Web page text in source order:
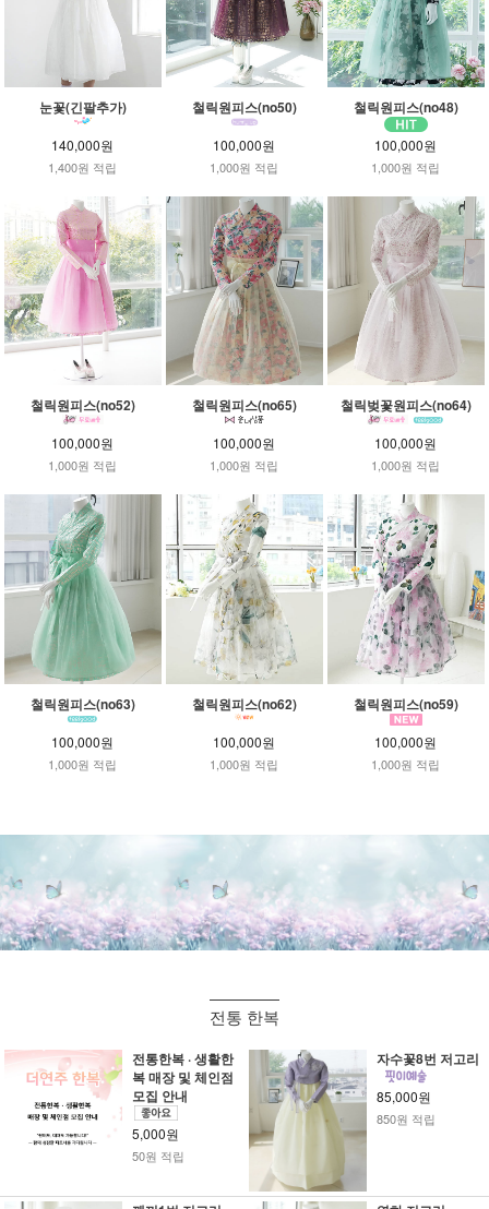
눈꽃(긴팔추가)
140,000원
1,400원 적립
철릭원피스(no50)
100,000원
1,000원 적립
철릭원피스(no48)
100,000원
1,000원 적립
철릭원피스(no52)
100,000원
1,000원 적립
철릭원피스(no65)
100,000원
1,000원 적립
철릭벚꽃원피스(no64)
100,000원
1,000원 적립
철릭원피스(no63)
100,000원
1,000원 적립
철릭원피스(no62)
100,000원
1,000원 적립
철릭원피스(no59)
100,000원
1,000원 적립
전통 한복
전통한복 · 생활한
복 매장 및 체인점
모집 안내
5,000원
50원 적립
자수꽃8번 저고리
85,000원
850원 적립